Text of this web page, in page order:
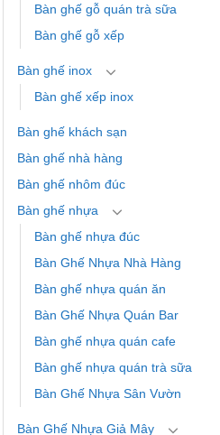
Bàn ghế gỗ quán trà sữa
Bàn ghế gỗ xếp
Bàn ghế inox
Bàn ghế xếp inox
Bàn ghế khách sạn
Bàn ghế nhà hàng
Bàn ghế nhôm đúc
Bàn ghế nhựa
Bàn ghế nhựa đúc
Bàn Ghế Nhựa Nhà Hàng
Bàn ghế nhựa quán ăn
Bàn Ghế Nhựa Quán Bar
Bàn ghế nhựa quán cafe
Bàn ghế nhựa quán trà sữa
Bàn Ghế Nhựa Sân Vườn
Bàn Ghế Nhựa Giả Mây